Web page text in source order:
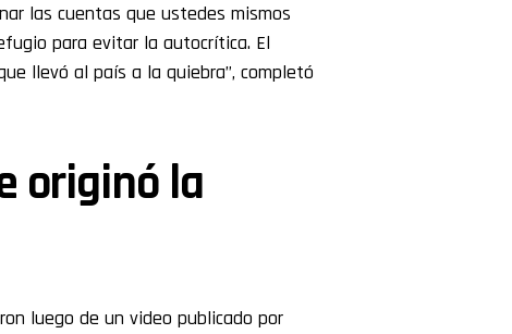
las cuentas que ustedes mismos
para evitar la autocrítica. El
llevó al país a la quiebra”, completó
originó la
luego de un video publicado por